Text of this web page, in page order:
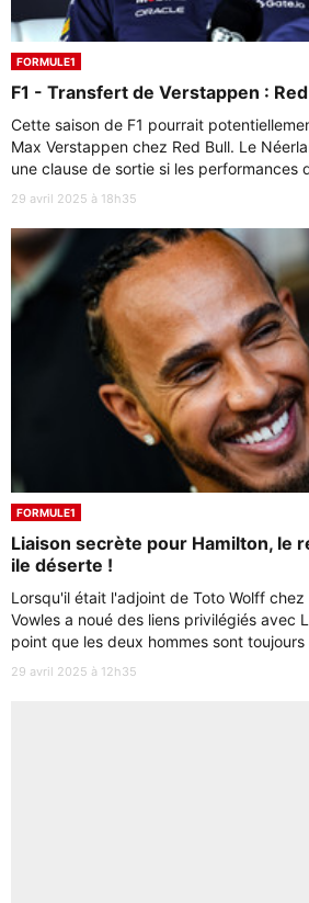
FORMULE1
F1 - Transfert de Verstappen :
Cette saison de F1 pourrait
Max Verstappen chez Red Bull. Le
une clause de sortie si les performances
29 avril 2025 à 18h35
FORMULE1
Liaison secrète pour Hamilton, le
ile déserte !
Lorsqu'il était l'adjoint de Toto Wolff
Vowles a noué des liens privilégiés avec
point que les deux hommes sont
29 avril 2025 à 12h35